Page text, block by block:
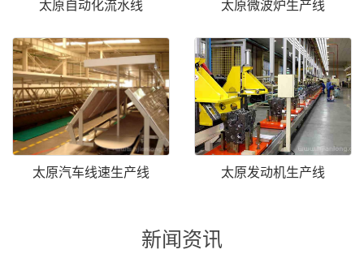
太原自动化流水线 太原微波炉生产线
太原汽车线速生产线 太原发动机生产线
新闻资讯